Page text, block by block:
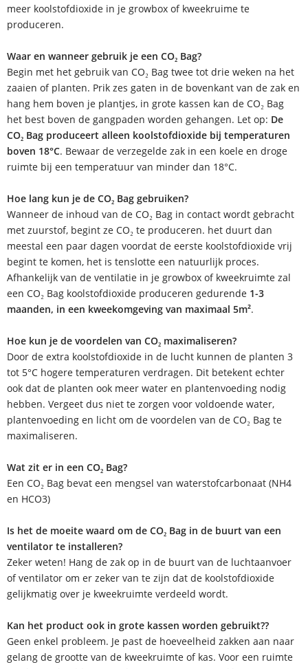
meer koolstofdioxide in je growbox of kweekruime te
produceren.
Waar en wanneer gebruik je een CO₂ Bag?
Begin met het gebruik van CO₂ Bag twee tot drie weken na het
zaaien of planten. Prik zes gaten in de bovenkant van de zak en
hang hem boven je plantjes, in grote kassen kan de CO₂ Bag
het best boven de gangpaden worden gehangen. Let op: De
CO₂ Bag produceert alleen koolstofdioxide bij temperaturen
boven 18°C. Bewaar de verzegelde zak in een koele en droge
ruimte bij een temperatuur van minder dan 18°C.
Hoe lang kun je de CO₂ Bag gebruiken?
Wanneer de inhoud van de CO₂ Bag in contact wordt gebracht
met zuurstof, begint ze CO₂ te produceren. het duurt dan
meestal een paar dagen voordat de eerste koolstofdioxide vrij
begint te komen, het is tenslotte een natuurlijk proces.
Afhankelijk van de ventilatie in je growbox of kweekruimte zal
een CO₂ Bag koolstofdioxide produceren gedurende 1-3
maanden, in een kweekomgeving van maximaal 5m².
Hoe kun je de voordelen van CO₂ maximaliseren?
Door de extra koolstofdioxide in de lucht kunnen de planten 3
tot 5°C hogere temperaturen verdragen. Dit betekent echter
ook dat de planten ook meer water en plantenvoeding nodig
hebben. Vergeet dus niet te zorgen voor voldoende water,
plantenvoeding en licht om de voordelen van de CO₂ Bag te
maximaliseren.
Wat zit er in een CO₂ Bag?
Een CO₂ Bag bevat een mengsel van waterstofcarbonaat (NH4
en HCO3)
Is het de moeite waard om de CO₂ Bag in de buurt van een
ventilator te installeren?
Zeker weten! Hang de zak op in de buurt van de luchtaanvoer
of ventilator om er zeker van te zijn dat de koolstofdioxide
gelijkmatig over je kweekruimte verdeeld wordt.
Kan het product ook in grote kassen worden gebruikt??
Geen enkel probleem. Je past de hoeveelheid zakken aan naar
gelang de grootte van de kweekruimte of kas. Voor een ruimte